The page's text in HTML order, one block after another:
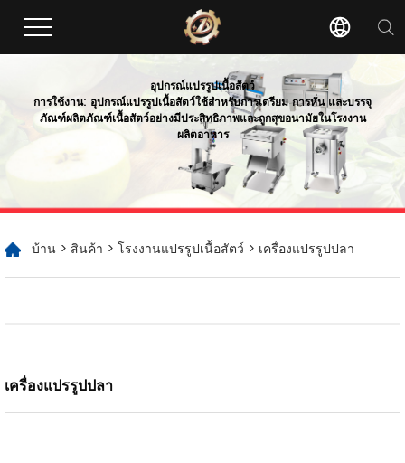
อุปกรณ์แปรรูปเนื้อสัตว์
การใช้งาน: อุปกรณ์แปรรูปเนื้อสัตว์ใช้สำหรับการเตรียม การหั่น และบรรจุ
ภัณฑ์ผลิตภัณฑ์เนื้อสัตว์อย่างมีประสิทธิภาพและถูกสุขอนามัยในโรงงาน
ผลิตอาหาร
บ้าน > สินค้า > โรงงานแปรรูปเนื้อสัตว์ > เครื่องแปรรูปปลา
เครื่องแปรรูปปลา